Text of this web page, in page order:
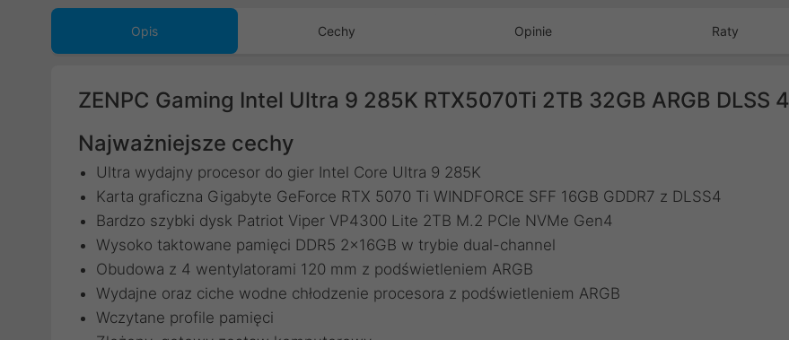
Opis Cechy Opinie Raty
ZENPC Gaming Intel Ultra 9 285K RTX5070Ti 2TB 32GB ARGB DLSS 4
Najważniejsze cechy
Ultra wydajny procesor do gier Intel Core Ultra 9 285K
Karta graficzna Gigabyte GeForce RTX 5070 Ti WINDFORCE SFF 16GB GDDR7 z DLSS4
Bardzo szybki dysk Patriot Viper VP4300 Lite 2TB M.2 PCIe NVMe Gen4
Wysoko taktowane pamięci DDR5 2x16GB w trybie dual-channel
Obudowa z 4 wentylatorami 120 mm z podświetleniem ARGB
Wydajne oraz ciche wodne chłodzenie procesora z podświetleniem ARGB
Wczytane profile pamięci